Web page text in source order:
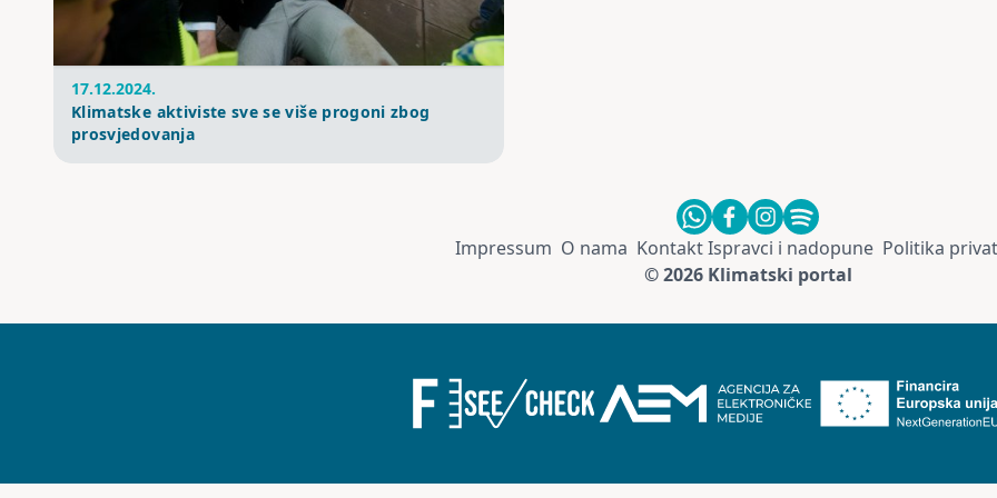
17.12.2024.
Klimatske aktiviste sve se više progoni zbog
prosvjedovanja
Impressum O nama KontaktIspravci i nadopune Politika
© 2026 Klimatski portal